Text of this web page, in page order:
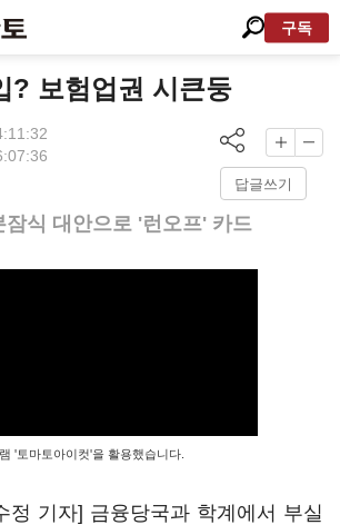
구독
? 보험업권 시큰둥
답글쓰기
식 대안으로 '런오프' 카드
'토마토아이컷'을 활용했습니다.
정 기자] 금융당국과 학계에서 부실